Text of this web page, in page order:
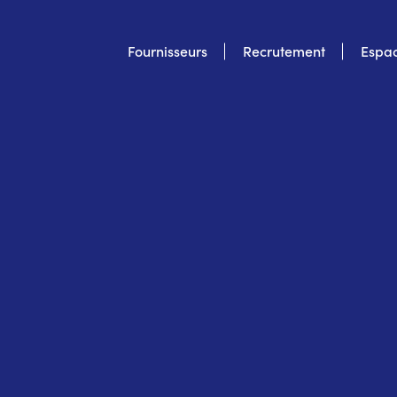
Fournisseurs Recrutement